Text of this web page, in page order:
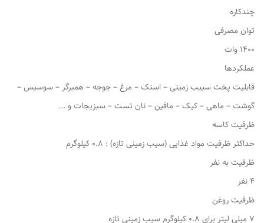
چندکاره
توان مصرفی
1400 وات
عملکردها
قابلیت پخت سییب زمینی – اسنک – مرغ – جوجه – همبرگر – سوسیس –
گوشت – ماهی – کیک – مافین – نان تست – سبزیجات و …
ظرفیت کاسه
حداکثر ظرفیت مواد غذایی (سیب زمینی تازه) : 0.8 کیلوگرم
ظرفیت به نفر
4 نفر
ظرفیت روغن
7 میلی لیتر برای 0.8 کیلوگرم سیب زمینی تازه